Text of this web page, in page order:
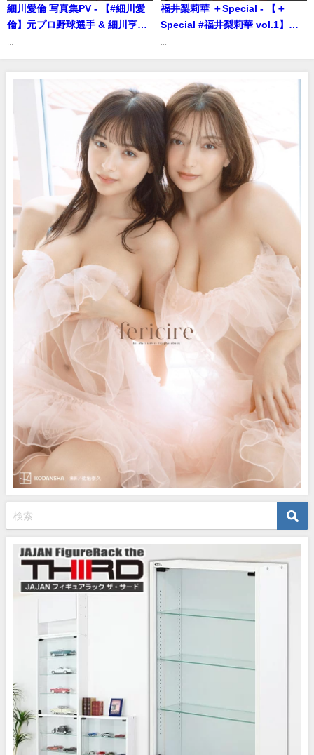
細川愛倫 写真集PV - 【#細川愛
倫】元プロ野球選手 & 細川亨氏
売中！ Airin Hosokawa（2025
年01月30日） | 週プレ
Channel【集英社 週刊プレイボ
ーイ公式】さんより
福井梨莉華 ＋Special - 【＋
Special #福井梨莉華 vol.1】誰
場です！＜2025年12月前期＞
―Ririka Fukui (Dec 01, 2025) |
週プレChannel【集英社 週刊プ
レイボーイ公式】さんより